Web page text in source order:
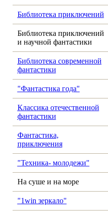
Библиотека приключений
Библиотека приключений
и научной фантастики
Библиотека современной
фантастики
"Фантастика года"
Классика отечественной
фантастики
Фантастика,
приключения
"Техника- молодежи"
На суше и на море
"1win зеркало"